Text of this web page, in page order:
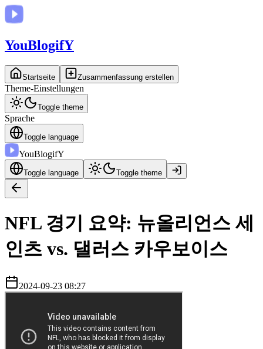
YouBlogifY
Startseite Zusammenfassung erstellen
Theme-Einstellungen
Toggle theme
Sprache
Toggle language
YouBlogifY
Toggle language Toggle theme
NFL 경기 요약: 뉴올리언스 세
인츠 vs. 댈러스 카우보이스
2024-09-23 08:27